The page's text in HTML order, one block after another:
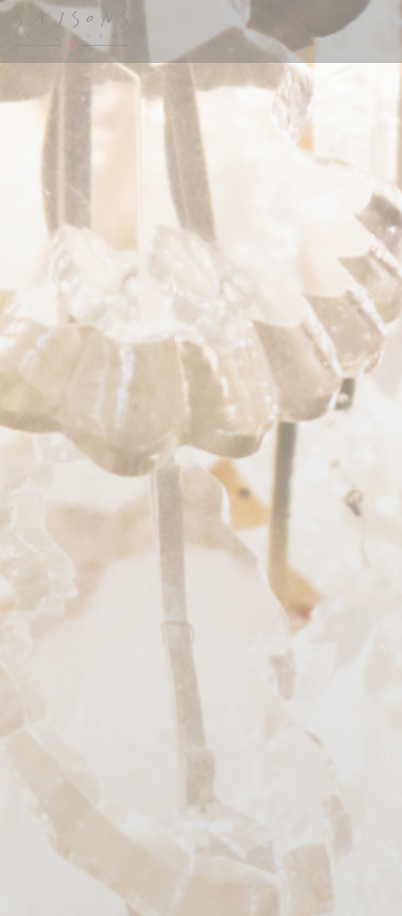
Πίνακας διαχείρισης "Μπισκότων" (Cookies)